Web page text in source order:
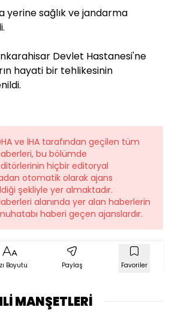
yerine sağlık ve jandarma
Devlet Hastanesi'ne
hayati bir tehlikesinin
ve İHA tarafından geçilen tüm
bu bölümde
hiçbir editoryal
otomatik olarak ajans
şekliyle yer almaktadır.
alanında yer alan haberlerin
haberi geçen ajanslardır.
Boyutu Paylaş Favoriler
MANŞETLERİ